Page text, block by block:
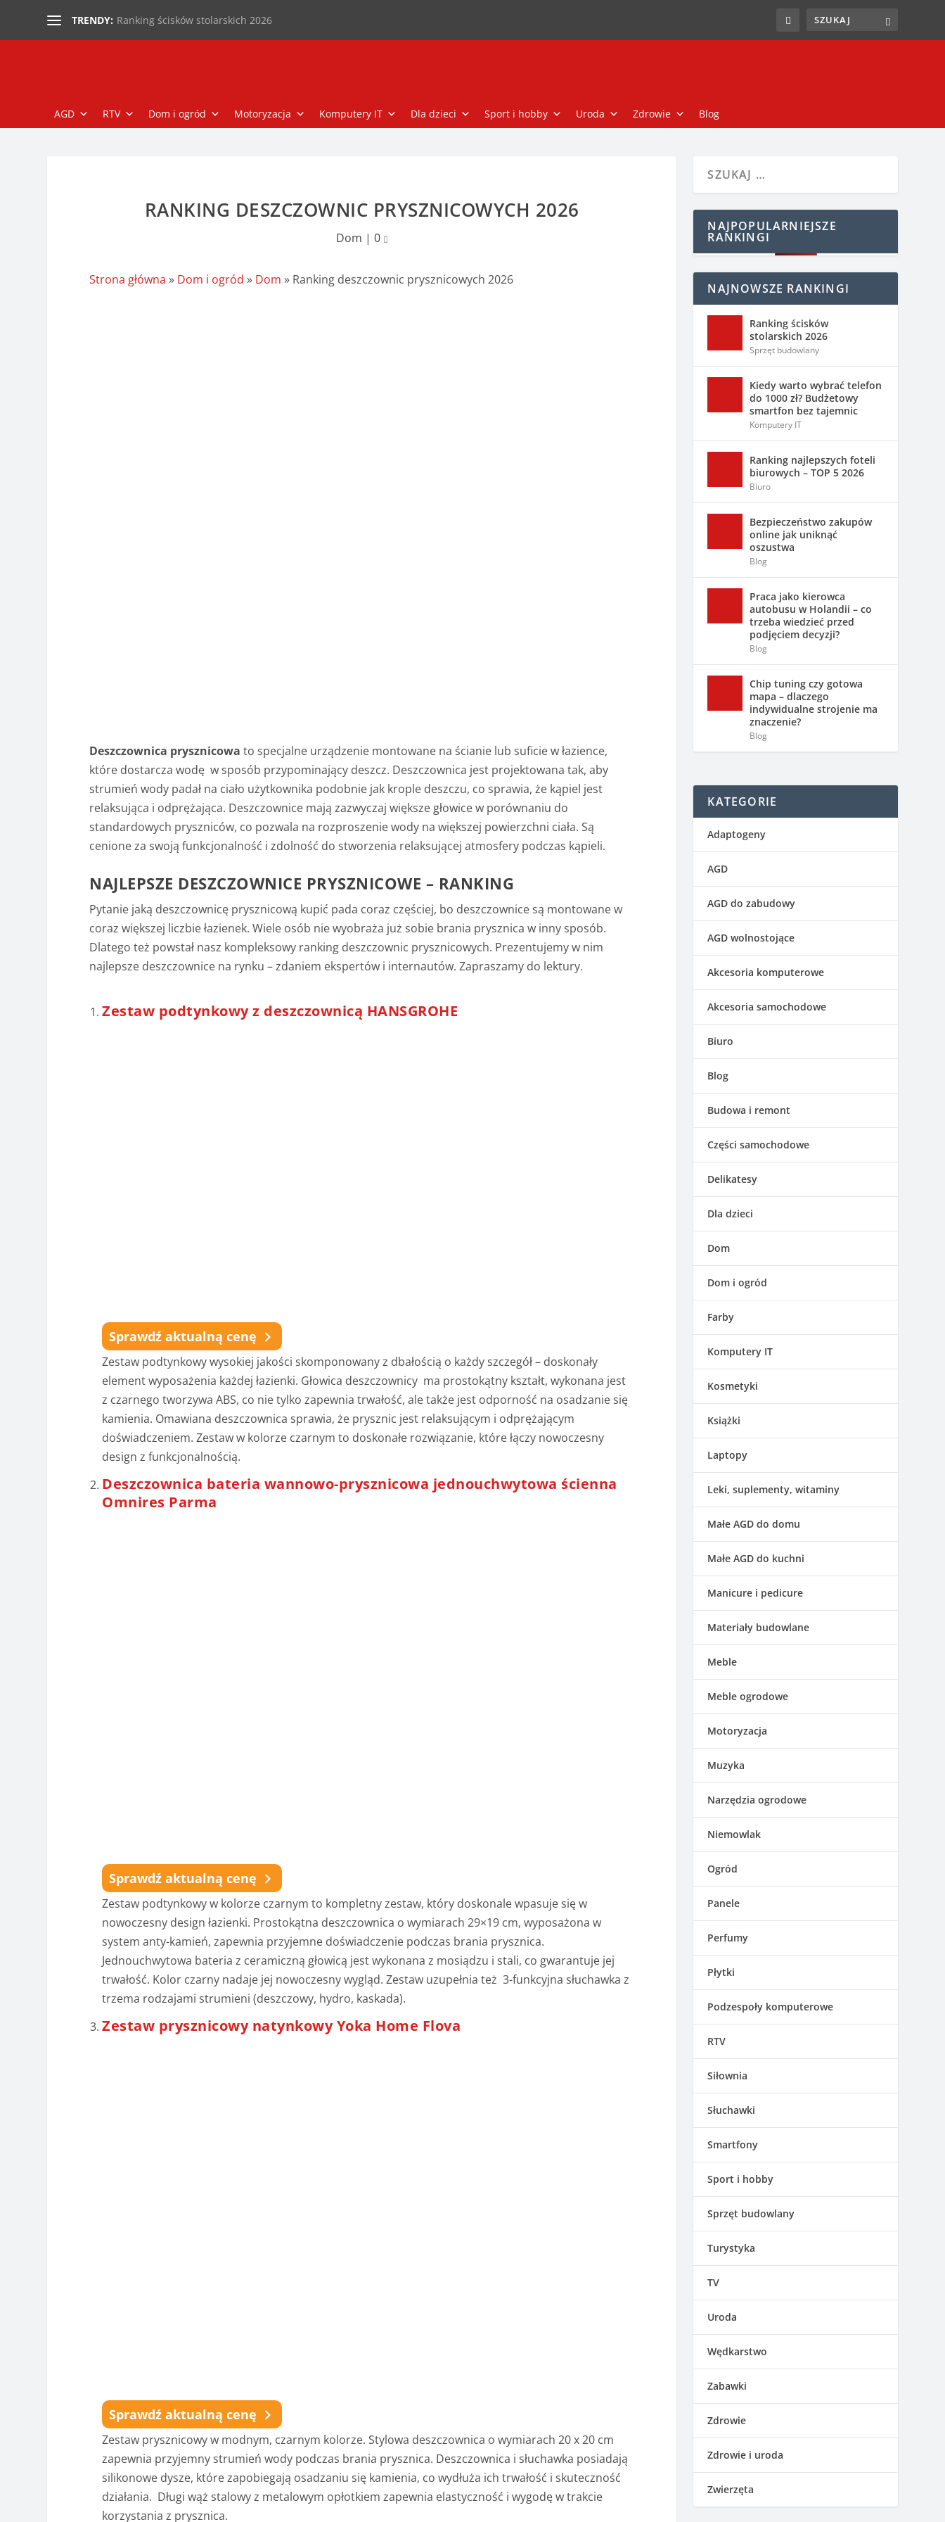
TRENDY: Ranking ścisków stolarskich 2026
AGD RTV Dom i ogród Motoryzacja Komputery IT Dla dzieci Sport i hobby Uroda Zdrowie Blog
RANKING DESZCZOWNIC PRYSZNICOWYCH 2026
Dom | 0
Strona główna » Dom i ogród » Dom » Ranking deszczownic prysznicowych 2026
Deszczownica prysznicowa to specjalne urządzenie montowane na ścianie lub suficie w łazience,
które dostarcza wodę w sposób przypominający deszcz. Deszczownica jest projektowana tak, aby
strumień wody padał na ciało użytkownika podobnie jak krople deszczu, co sprawia, że kąpiel jest
relaksująca i odprężająca. Deszczownice mają zazwyczaj większe głowice w porównaniu do
standardowych pryszniców, co pozwala na rozproszenie wody na większej powierzchni ciała. Są
cenione za swoją funkcjonalność i zdolność do stworzenia relaksującej atmosfery podczas kąpieli.
NAJLEPSZE DESZCZOWNICE PRYSZNICOWE – RANKING
Pytanie jaką deszczownicę prysznicową kupić pada coraz częściej, bo deszczownice są montowane w
coraz większej liczbie łazienek. Wiele osób nie wyobraża już sobie brania prysznica w inny sposób.
Dlatego też powstał nasz kompleksowy ranking deszczownic prysznicowych. Prezentujemy w nim
najlepsze deszczownice na rynku – zdaniem ekspertów i internautów. Zapraszamy do lektury.
Zestaw podtynkowy z deszczownicą HANSGROHE
Sprawdź aktualną cenę
Zestaw podtynkowy wysokiej jakości skomponowany z dbałością o każdy szczegół – doskonały
element wyposażenia każdej łazienki. Głowica deszczownicy ma prostokątny kształt, wykonana jest
z czarnego tworzywa ABS, co nie tylko zapewnia trwałość, ale także jest odporność na osadzanie się
kamienia. Omawiana deszczownica sprawia, że prysznic jest relaksującym i odprężającym
doświadczeniem. Zestaw w kolorze czarnym to doskonałe rozwiązanie, które łączy nowoczesny
design z funkcjonalnością.
Deszczownica bateria wannowo-prysznicowa jednouchwytowa ścienna
Omnires Parma
Sprawdź aktualną cenę
Zestaw podtynkowy w kolorze czarnym to kompletny zestaw, który doskonale wpasuje się w
nowoczesny design łazienki. Prostokątna deszczownica o wymiarach 29×19 cm, wyposażona w
system anty-kamień, zapewnia przyjemne doświadczenie podczas brania prysznica.
Jednouchwytowa bateria z ceramiczną głowicą jest wykonana z mosiądzu i stali, co gwarantuje jej
trwałość. Kolor czarny nadaje jej nowoczesny wygląd. Zestaw uzupełnia też 3-funkcyjna słuchawka z
trzema rodzajami strumieni (deszczowy, hydro, kaskada).
Zestaw prysznicowy natynkowy Yoka Home Flova
Sprawdź aktualną cenę
Zestaw prysznicowy w modnym, czarnym kolorze. Stylowa deszczownica o wymiarach 20 x 20 cm
zapewnia przyjemny strumień wody podczas brania prysznica. Deszczownica i słuchawka posiadają
silikonowe dysze, które zapobiegają osadzaniu się kamienia, co wydłuża ich trwałość i skuteczność
działania. Długi wąż stalowy z metalowym opłotkiem zapewnia elastyczność i wygodę w trakcie
korzystania z prysznica.
NAJPOPULARNIEJSZE
RANKINGI
NAJNOWSZE RANKINGI
Ranking ścisków
stolarskich 2026
Sprzęt budowlany
Kiedy warto wybrać telefon
do 1000 zł? Budżetowy
smartfon bez tajemnic
Komputery IT
Ranking najlepszych foteli
biurowych – TOP 5 2026
Biuro
Bezpieczeństwo zakupów
online jak uniknąć
oszustwa
Blog
Praca jako kierowca
autobusu w Holandii – co
trzeba wiedzieć przed
podjęciem decyzji?
Blog
Chip tuning czy gotowa
mapa – dlaczego
indywidualne strojenie ma
znaczenie?
Blog
KATEGORIE
Adaptogeny
AGD
AGD do zabudowy
AGD wolnostojące
Akcesoria komputerowe
Akcesoria samochodowe
Biuro
Blog
Budowa i remont
Części samochodowe
Delikatesy
Dla dzieci
Dom
Dom i ogród
Farby
Komputery IT
Kosmetyki
Książki
Laptopy
Leki, suplementy, witaminy
Małe AGD do domu
Małe AGD do kuchni
Manicure i pedicure
Materiały budowlane
Meble
Meble ogrodowe
Motoryzacja
Muzyka
Narzędzia ogrodowe
Niemowlak
Ogród
Panele
Perfumy
Płytki
Podzespoły komputerowe
RTV
Siłownia
Słuchawki
Smartfony
Sport i hobby
Sprzęt budowlany
Turystyka
TV
Uroda
Wędkarstwo
Zabawki
Zdrowie
Zdrowie i uroda
Zwierzęta